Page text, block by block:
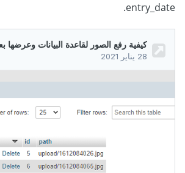
entry_date.